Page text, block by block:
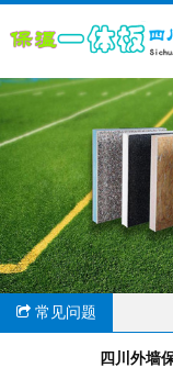
常见问题
四川外墙